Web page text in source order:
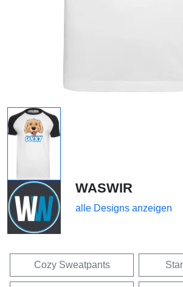
WASWIR
alle Designs anzeigen
Cozy Sweatpants